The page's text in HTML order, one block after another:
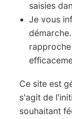
saisies
Je vous
Ce site est
s'agit de
souhaitant